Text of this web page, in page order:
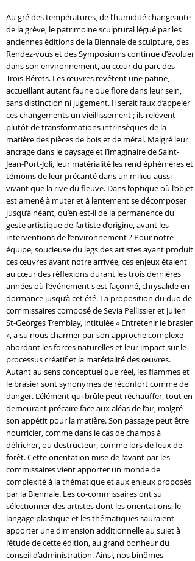
Au gré des températures, de l’humidité changeante
de la grève, le patrimoine sculptural légué par les
anciennes éditions de la Biennale de sculpture, des
Rendez-vous et des Symposiums continue d’évoluer
dans son environnement, au cœur du parc des
Trois-Bérets. Les œuvres revêtent une patine,
accueillant autant faune que flore dans leur sein,
sans distinction ni jugement. Il serait faux d’appeler
ces changements un vieillissement ; ils relèvent
plutôt de transformations intrinsèques de la
matière des pièces de bois et de métal. Malgré leur
ancrage dans le paysage et l’imaginaire de Saint-
Jean-Port-Joli, leur matérialité les rend éphémères et
témoins de leur précarité dans un milieu aussi
vivant que la rive du fleuve. Dans l’optique où l’objet
est amené à muter et à lentement se décomposer
jusqu’à néant, qu’en est-il de la permanence du
geste artistique de l’artiste d’origine, avant les
interventions de l’environnement ? Pour notre
équipe, soucieuse du legs des artistes ayant produit
ces œuvres avant notre arrivée, ces enjeux étaient
au cœur des réflexions durant les trois dernières
années où l’événement s'est façonné, chrysalide en
dormance jusqu’à cet été. La proposition du duo de
commissaires composé de Sevia Pellissier et Julien
St-Georges Tremblay, intitulée « Entretenir le brasier
», a su nous charmer par son approche complexe
abordant les forces naturelles et leur impact sur le
processus créatif et la matérialité des œuvres.
Autant au sens conceptuel que réel, les flammes et
le brasier sont synonymes de réconfort comme de
danger. L’élément qui brûle peut réchauffer, tout en
demeurant précaire face aux aléas de l’air, malgré
son appétit pour la matière. Son passage peut être
nourricier, comme dans le cas de champs à
défricher, ou destructeur, comme lors de feux de
forêt. Cette orientation mise de l’avant par les
commissaires vient apporter un monde de
complexité à la thématique et aux enjeux proposés
par la Biennale. Les co-commissaires ont su
sélectionner des artistes dont les orientations, le
langage plastique et les thématiques sauraient
apporter une dimension additionnelle au sujet à
l’étude de cette édition, au grand bonheur du
conseil d’administration. Ainsi, nos binômes